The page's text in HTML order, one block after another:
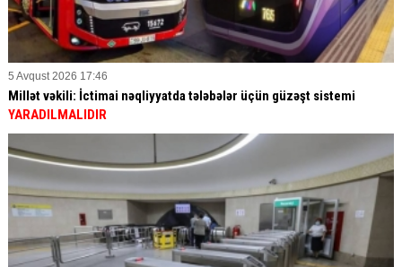
5 Avqust 2026 17:46
Millət vəkili: İctimai nəqliyyatda tələbələr üçün güzəşt sistemi
YARADILMALIDIR